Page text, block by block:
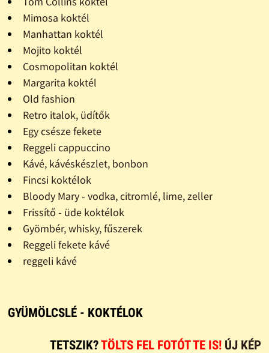
Mimosa koktél
Manhattan koktél
Mojito koktél
Cosmopolitan koktél
Margarita koktél
Old fashion
Retro italok, üdítők
Egy csésze fekete
Reggeli cappuccino
Kávé, kávéskészlet, bonbon
Fincsi koktélok
Bloody Mary - vodka, citromlé, lime, zeller
Frissítő - üde koktélok
Gyömbér, whisky, fűszerek
Reggeli fekete kávé
reggeli kávé
GYÜMÖLCSLÉ - KOKTÉLOK
TETSZIK?TÖLTS FEL FOTÓT TE IS! ÚJ KÉP